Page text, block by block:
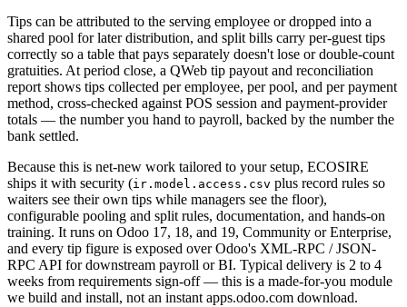
Tips can be attributed to the serving employee or dropped into a
shared pool for later distribution, and split bills carry per-guest tips
correctly so a table that pays separately doesn't lose or double-count
gratuities. At period close, a QWeb tip payout and reconciliation
report shows tips collected per employee, per pool, and per payment
method, cross-checked against POS session and payment-provider
totals — the number you hand to payroll, backed by the number the
bank settled.
Because this is net-new work tailored to your setup, ECOSIRE
ships it with security (ir.model.access.csv plus record rules so
waiters see their own tips while managers see the floor),
configurable pooling and split rules, documentation, and hands-on
training. It runs on Odoo 17, 18, and 19, Community or Enterprise,
and every tip figure is exposed over Odoo's XML-RPC / JSON-
RPC API for downstream payroll or BI. Typical delivery is 2 to 4
weeks from requirements sign-off — this is a made-for-you module
we build and install, not an instant apps.odoo.com download.